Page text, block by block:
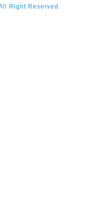
Right Reserved.